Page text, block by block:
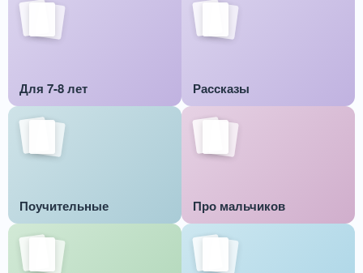
Для 7-8 лет Рассказы
Поучительные Про мальчиков